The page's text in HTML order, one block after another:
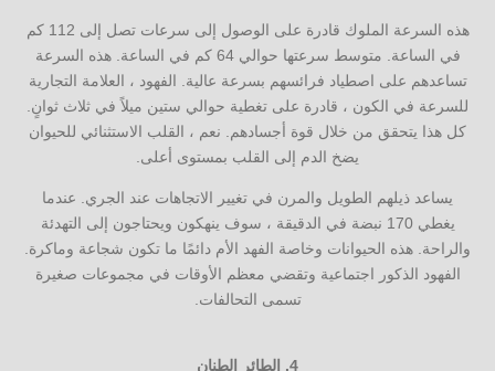
هذه السرعة الملوك قادرة على الوصول إلى سرعات تصل إلى 112 كم
في الساعة. متوسط سرعتها حوالي 64 كم في الساعة. هذه السرعة
تساعدهم على اصطياد فرائسهم بسرعة عالية. الفهود ، العلامة التجارية
للسرعة في الكون ، قادرة على تغطية حوالي ستين ميلاً في ثلاث ثوانٍ.
كل هذا يتحقق من خلال قوة أجسادهم. نعم ، القلب الاستثنائي للحيوان
يضخ الدم إلى القلب بمستوى أعلى.
يساعد ذيلهم الطويل والمرن في تغيير الاتجاهات عند الجري. عندما
يغطي 170 نبضة في الدقيقة ، سوف ينهكون ويحتاجون إلى التهدئة
والراحة. هذه الحيوانات وخاصة الفهد الأم دائمًا ما تكون شجاعة وماكرة.
الفهود الذكور اجتماعية وتقضي معظم الأوقات في مجموعات صغيرة
تسمى التحالفات.
4. الطائر الطنان